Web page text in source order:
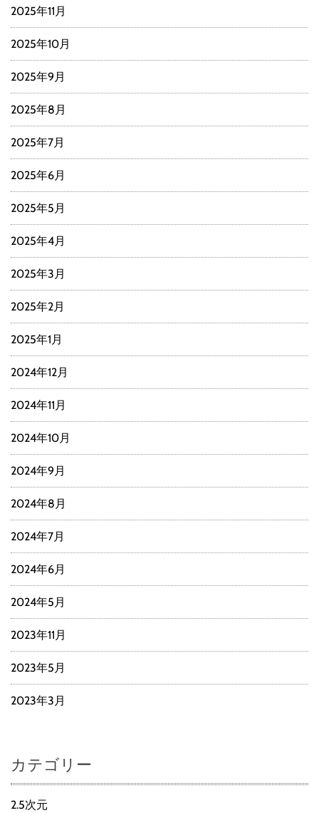
2025年11月
2025年10月
2025年9月
2025年8月
2025年7月
2025年6月
2025年5月
2025年4月
2025年3月
2025年2月
2025年1月
2024年12月
2024年11月
2024年10月
2024年9月
2024年8月
2024年7月
2024年6月
2024年5月
2023年11月
2023年5月
2023年3月
カテゴリー
2.5次元